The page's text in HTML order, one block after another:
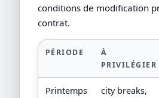
conditions de modification
contrat.
PÉRIODE
À
PRIVILÉGIER
Printemps
city breaks,